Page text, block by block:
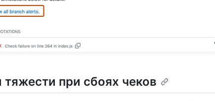
при сбоях чеков